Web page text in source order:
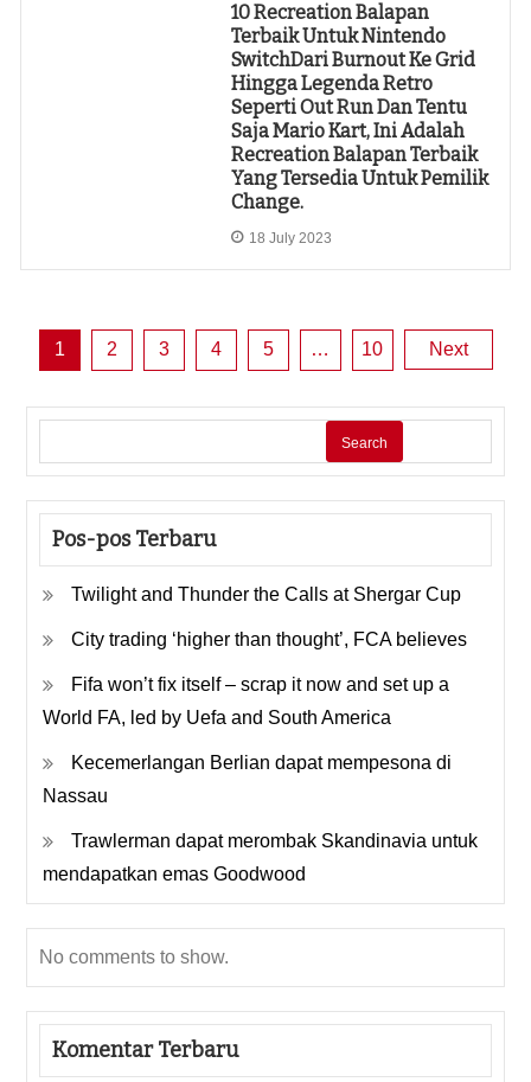
10 Recreation Balapan
Terbaik Untuk Nintendo
SwitchDari Burnout Ke Grid
Hingga Legenda Retro
Seperti Out Run Dan Tentu
Saja Mario Kart, Ini Adalah
Recreation Balapan Terbaik
Yang Tersedia Untuk Pemilik
Change.
18 July 2023
Posts
pagination
1 2 3 4 5 … 10 Next
Search
Pos-pos Terbaru
Twilight and Thunder the Calls at Shergar Cup
City trading ‘higher than thought’, FCA believes
Fifa won’t fix itself – scrap it now and set up a
World FA, led by Uefa and South America
Kecemerlangan Berlian dapat mempesona di
Nassau
Trawlerman dapat merombak Skandinavia untuk
mendapatkan emas Goodwood
No comments to show.
Komentar Terbaru